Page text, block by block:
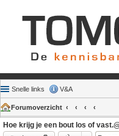
Snelle links V&A
Forumoverzicht
Hoe krijg je een bout los of